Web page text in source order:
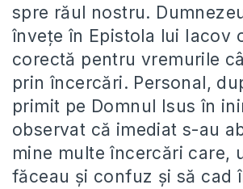
spre răul nostru.
învețe în Epistola lui Iacov
corectă pentru vremurile
prin încercări. Personal,
primit pe Domnul Isus în
observat că imediat s-au
mine multe încercări care,
făceau și confuz și să cad